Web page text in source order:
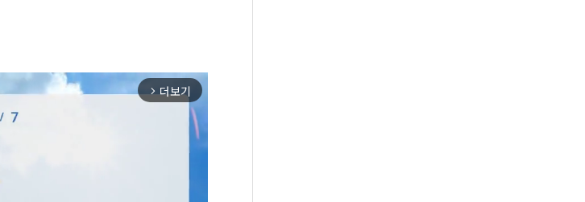
arrow_forward_ios 더보기